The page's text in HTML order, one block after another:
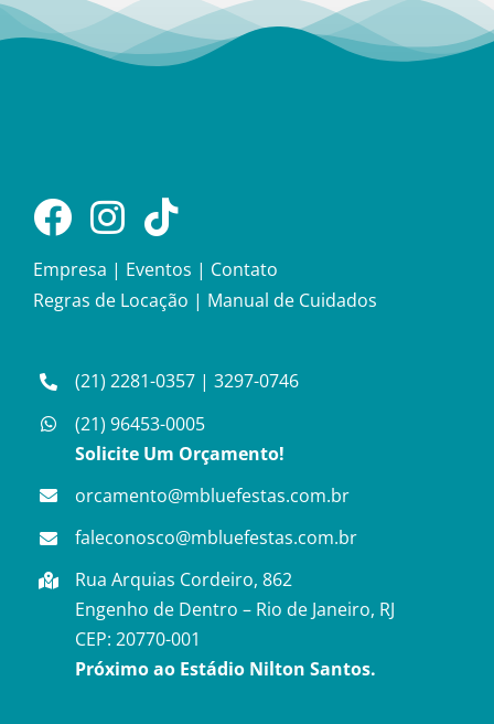
Empresa | Eventos | Contato
Regras de Locação | Manual de Cuidados
(21) 2281-0357 |3297-0746
(21) 96453-0005
Solicite Um Orçamento!
orcamento@mbluefestas.com.br
faleconosco@mbluefestas.com.br
Rua Arquias Cordeiro, 862
Engenho de Dentro – Rio de Janeiro, RJ
CEP: 20770-001
Próximo ao Estádio Nilton Santos.